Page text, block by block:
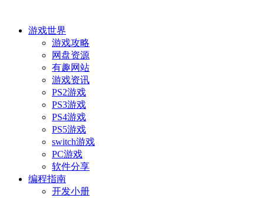
游戏世界
游戏攻略
网盘资源
有趣网站
游戏资讯
PS2游戏
PS3游戏
PS4游戏
PS5游戏
switch游戏
PC游戏
软件分享
编程指南
开发小册